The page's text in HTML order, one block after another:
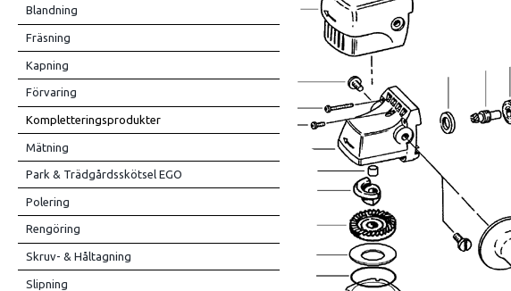
Blandning
Fräsning
Kapning
Förvaring
Kompletteringsprodukter
Mätning
Park & Trädgårdsskötsel EGO
Polering
Rengöring
Skruv- & Håltagning
Slipning